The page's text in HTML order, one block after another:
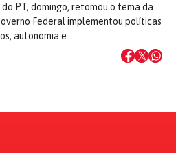
PT, domingo, retomou o tema da
Federal implementou políticas
autonomia e…